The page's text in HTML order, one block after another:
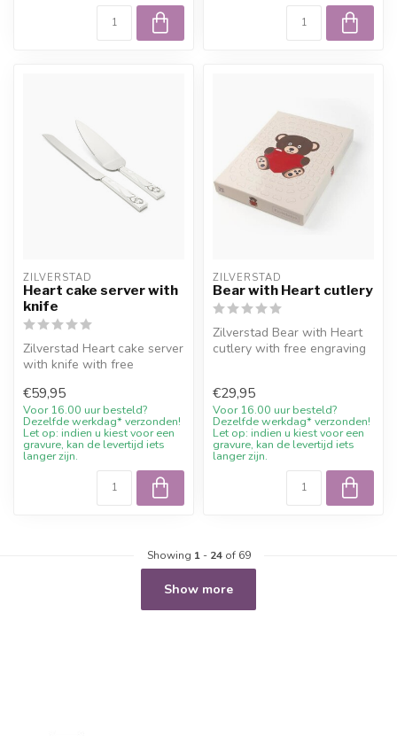
ZILVERSTAD
Heart cake server with
knife
Zilverstad Heart cake server
with knife with free
welcome disc...
€59,95
Voor 16.00 uur besteld?
Dezelfde werkdag* verzonden!
Let op: indien u kiest voor een
gravure, kan de levertijd iets
langer zijn.
ZILVERSTAD
Bear with Heart cutlery
Zilverstad Bear with Heart
cutlery with free engraving
€29,95
Voor 16.00 uur besteld?
Dezelfde werkdag* verzonden!
Let op: indien u kiest voor een
gravure, kan de levertijd iets
langer zijn.
Showing 1- 24of 69
Show more